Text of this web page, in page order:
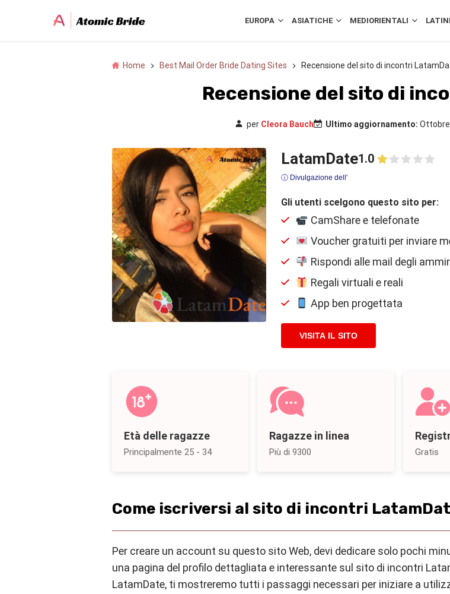
EUROPA ASIATICHE MEDIORIENTALI
Home Best Mail Order Bride Dating Sites Recensione del sito di incontri
Recensione del sito di
per Cleora Bauch Ultimo aggiornamento: Ottobre
LatamDate1.0
ⓘ Divulgazione dell'
Gli utenti scelgono questo sito per:
CamShare e telefonate
Voucher gratuiti per inviare
Rispondi alle mail degli
Regali virtuali e reali
App ben progettata
VISITA IL SITO
Età delle ragazze
Principalmente 25 - 34
Ragazze in linea
Più di 9300 Gratis
Come iscriversi al sito di incontri
Per creare un account su questo sito Web, devi dedicare solo pochi
una pagina del profilo dettagliata e interessante sul sito di incontri
LatamDate, ti mostreremo tutti i passaggi necessari per iniziare a